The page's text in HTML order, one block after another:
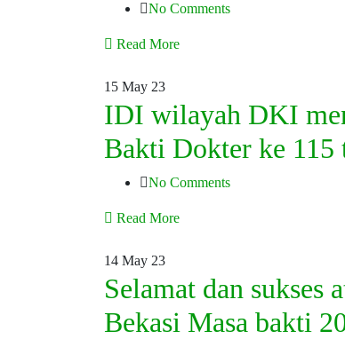
No Comments
Read More
15 May 23
IDI wilayah DKI
Bakti Dokter ke 115
No Comments
Read More
14 May 23
Selamat dan sukses
Bekasi Masa bakti